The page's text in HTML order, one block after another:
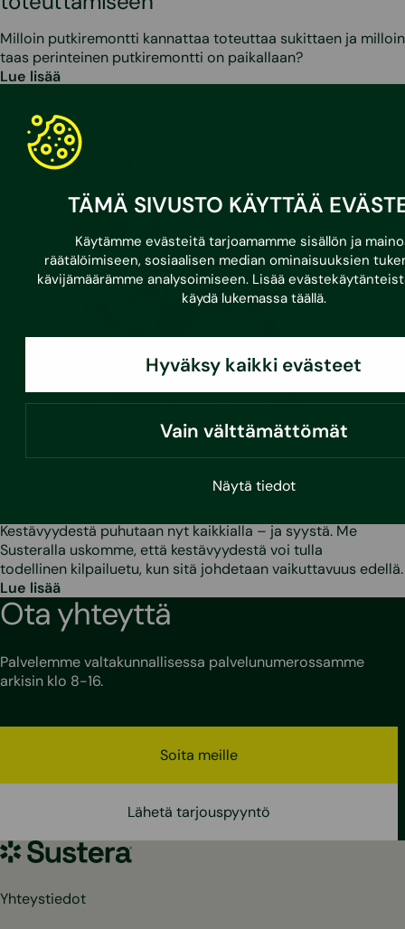
TÄMÄ SIVUSTO KÄYTTÄÄ
Käytämme evästeitä tarjoamamme sisällön ja
räätälöimiseen, sosiaalisen median ominaisuuksien
kävijämäärämme analysoimiseen. Lisää
käydä lukemassa täällä.
Hyväksy kaikki evästeet
Vain välttämättömät
Näytä tiedot
Milloin putkiremontti kannattaa toteuttaa sukittaen ja milloin
taas perinteinen putkiremontti on paikallaan?
Lue lisää
vaikuttavuustyöhön yrityksille
Kestävyydestä puhutaan nyt kaikkialla – ja syystä. Me
Susteralla uskomme, että kestävyydestä voi tulla
todellinen kilpailuetu, kun sitä johdetaan vaikuttavuus edellä.
Lue lisää
Ota yhteyttä
Palvelemme valtakunnallisessa palvelunumerossamme
arkisin klo 8-16.
Soita meille
Lähetä tarjouspyyntö
Sustera
Yhteystiedot